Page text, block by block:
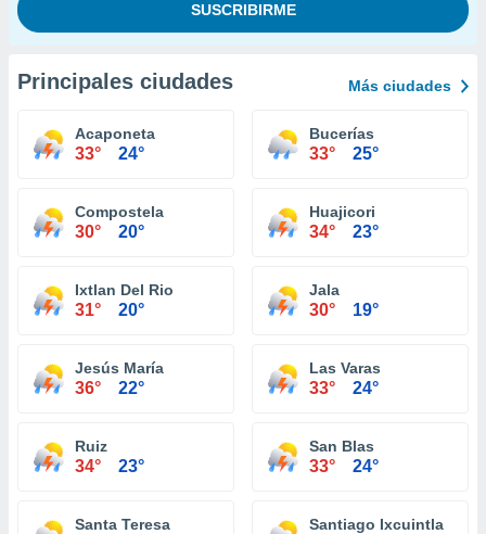
Principales ciudades Más ciudades
Acaponeta
33° 24°
Bucerías
33° 25°
Compostela
30° 20°
Huajicori
34° 23°
Ixtlan Del Rio
31° 20°
Jala
30° 19°
Jesús María
36° 22°
Las Varas
33° 24°
Ruiz
34° 23°
San Blas
33° 24°
Santa Teresa Santiago Ixcuintla